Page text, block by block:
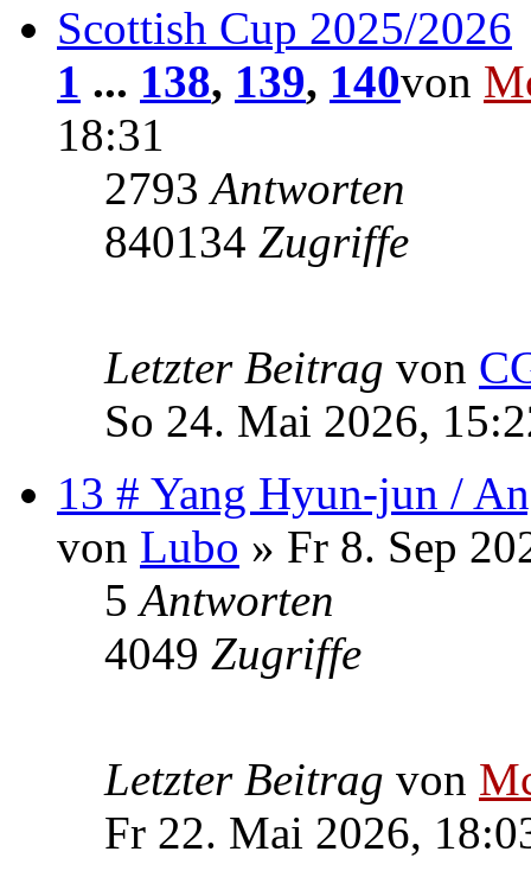
Scottish Cup 2025/2026
1 ... 138, 139, 140von
18:31
2793Antworten
840134 Zugriffe
Letzter Beitrag von
So 24. Mai 2026,
13 # Yang Hyun-jun /
von Lubo » Fr 8. Sep
5Antworten
4049 Zugriffe
Letzter Beitrag von
Fr 22. Mai 2026,